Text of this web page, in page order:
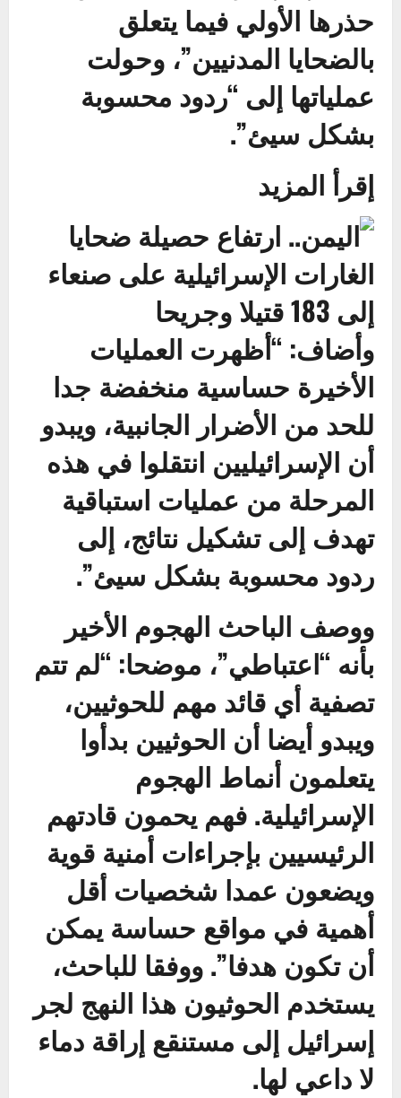
حذرها الأولي فيما يتعلق
بالضحايا المدنيين”، وحولت
عملياتها إلى “ردود محسوبة
بشكل سيئ”.
إقرأ المزيد
وأضاف: “أظهرت العمليات
الأخيرة حساسية منخفضة جدا
للحد من الأضرار الجانبية، ويبدو
أن الإسرائيليين انتقلوا في هذه
المرحلة من عمليات استباقية
تهدف إلى تشكيل نتائج، إلى
ردود محسوبة بشكل سيئ”.
ووصف الباحث الهجوم الأخير
بأنه “اعتباطي”، موضحا: “لم تتم
تصفية أي قائد مهم للحوثيين،
ويبدو أيضا أن الحوثيين بدأوا
يتعلمون أنماط الهجوم
الإسرائيلية. فهم يحمون قادتهم
الرئيسيين بإجراءات أمنية قوية
ويضعون عمدا شخصيات أقل
أهمية في مواقع حساسة يمكن
أن تكون هدفا”. ووفقا للباحث،
يستخدم الحوثيون هذا النهج لجر
إسرائيل إلى مستنقع إراقة دماء
لا داعي لها.